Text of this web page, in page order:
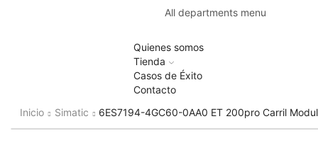
All departments menu
Quienes somos
Tienda
Casos de Éxito
Contacto
Inicio
Simatic 6ES7194-4GC60-0AA0 ET 200pro Carril